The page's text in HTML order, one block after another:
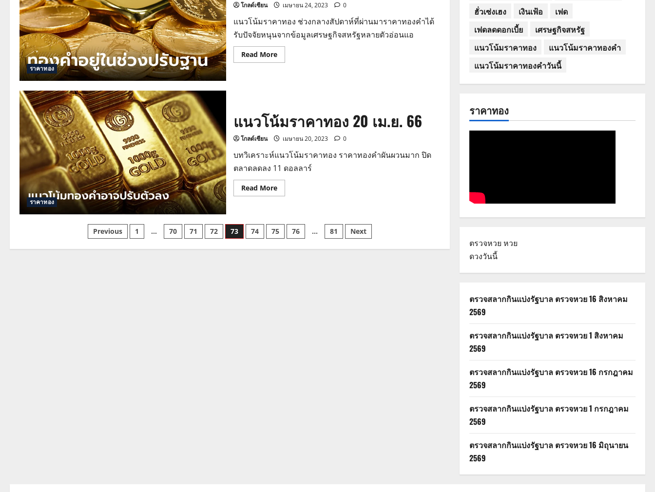
ราคาทอง
โกลด์เซียน เมษายน 24, 2023 0
แนวโน้มราคาทอง ช่วงกลางสัปดาห์ที่ผ่านมาราคาทองคำได้
รับปัจจัยหนุนจากข้อมูลเศรษฐกิจสหรัฐหลายตัวอ่อนแอ
Read MoreRead
more
66
ราคาทอง
แนวโน้มราคาทอง 20 เม.ย. 66
โกลด์เซียน เมษายน 20, 2023 0
บทวิเคราะห์แนวโน้มราคาทอง ราคาทองคำผันผวนมาก ปิด
ตลาดลดลง 11 ดอลลาร์
Read MoreRead
more
ทอง
20
66
Posts
pagination
Previous 1 … 70 71 72 73 74 75 76 … 81 Next
ฮั่วเซ่งเฮง
เงินเฟ้อ
เฟด
เฟดลดดอกเบี้ย
เศรษฐกิจสหรัฐ
แนวโน้มราคาทอง
แนวโน้มราคาทองคำ
แนวโน้มราคาทองคำวันนี้
ราคาทอง
ตรวจหวย หวย
ดวงวันนี้
ตรวจสลากกินแบ่งรัฐบาล ตรวจหวย 16 สิงหาคม
2569
ตรวจสลากกินแบ่งรัฐบาล ตรวจหวย 1 สิงหาคม
2569
ตรวจสลากกินแบ่งรัฐบาล ตรวจหวย 16 กรกฎาคม
2569
ตรวจสลากกินแบ่งรัฐบาล ตรวจหวย 1 กรกฎาคม
2569
ตรวจสลากกินแบ่งรัฐบาล ตรวจหวย 16 มิถุนายน
2569